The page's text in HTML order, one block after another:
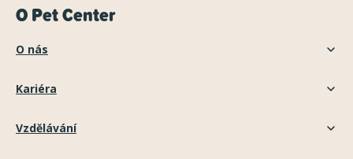
O Pet Center
O nás
Kariéra
Vzdělávání